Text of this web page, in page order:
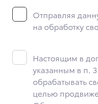
операционной системы
телефона посетителя
посетителя сайта,
для контакта, истории
следующие действия:
накопление, хранение,
изменение),
(предоставление,
уничтожение
обрабатывает
Отправляя
на обработку
Настоящим в
указанным в п.
обрабатывать
целью